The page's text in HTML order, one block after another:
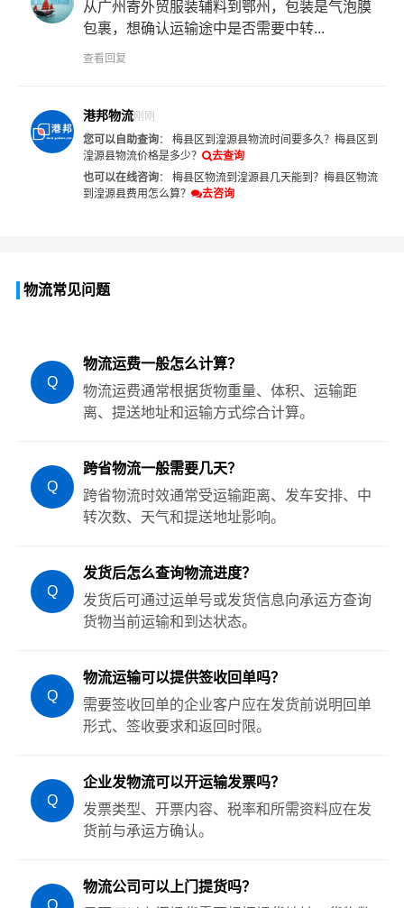
从广州寄外贸服装辅料到鄂州，包装是气泡膜
包裹，想确认运输途中是否需要中转...
查看回复
港邦物流刚刚
您可以自助查询： 梅县区到湟源县物流时间要多久？ 梅县区到
湟源县物流价格是多少？
去查询
也可以在线咨询： 梅县区物流到湟源县几天能到？ 梅县区物流
到湟源县费用怎么算？
去咨询
物流常见问题
Q
物流运费一般怎么计算？
物流运费通常根据货物重量、体积、运输距
离、提送地址和运输方式综合计算。
Q
跨省物流一般需要几天？
跨省物流时效通常受运输距离、发车安排、中
转次数、天气和提送地址影响。
Q
发货后怎么查询物流进度？
发货后可通过运单号或发货信息向承运方查询
货物当前运输和到达状态。
Q
物流运输可以提供签收回单吗？
需要签收回单的企业客户应在发货前说明回单
形式、签收要求和返回时限。
Q
企业发物流可以开运输发票吗？
发票类型、开票内容、税率和所需资料应在发
货前与承运方确认。
Q
物流公司可以上门提货吗？